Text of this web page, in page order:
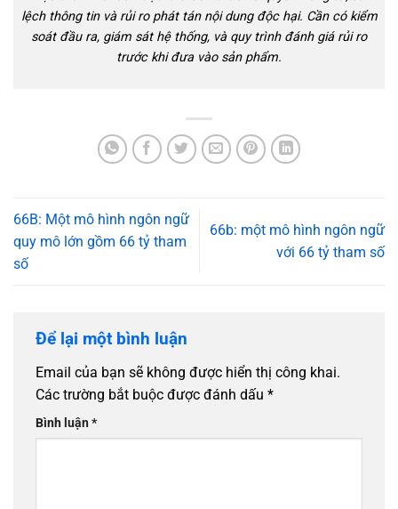
lệch thông tin và rủi ro phát tán nội dung độc hại. Cần có kiểm
soát đầu ra, giám sát hệ thống, và quy trình đánh giá rủi ro
trước khi đưa vào sản phẩm.
66B: Một mô hình ngôn ngữ
quy mô lớn gồm 66 tỷ tham
số
66b: một mô hình ngôn ngữ
với 66 tỷ tham số
Để lại một bình luận
Email của bạn sẽ không được hiển thị công khai.
Các trường bắt buộc được đánh dấu *
Bình luận*